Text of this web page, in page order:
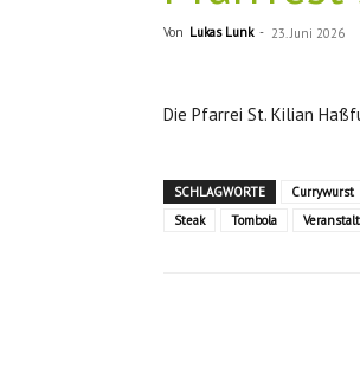
Von Lukas Lunk - 23. Juni 2026
Die Pfarrei St. Kilian
SCHLAGWORTE Currywurst
Steak
Tombola